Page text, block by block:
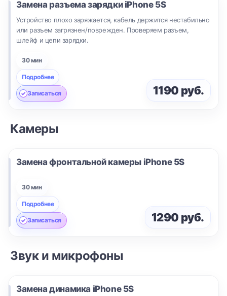
Замена разъема зарядки iPhone 5S
Устройство плохо заряжается, кабель держится нестабильно
или разъем загрязнен/поврежден. Проверяем разъем,
шлейф и цепи зарядки.
30 мин
Подробнее
Записаться 1190 руб.
Камеры
Замена фронтальной камеры iPhone 5S
30 мин
Подробнее
Записаться 1290 руб.
Звук и микрофоны
Замена динамика iPhone 5S